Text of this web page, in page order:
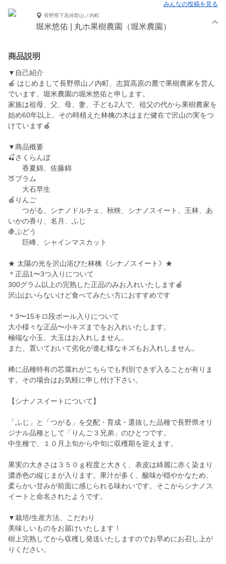
みんなの投稿を見る
長野県下高井郡山ノ内町
堀米悠佑 | 丸ホ果樹農園（堀米農園）
商品説明
▼自己紹介
🍎 はじめまして長野県山ノ内町、志賀高原の麓で果樹農家を営ん
でいます。堀米農園の堀米悠佑と申します。
家族は祖母、父、母、妻、子ども2人で、祖父の代から果樹農家を
始め60年以上。その時植えた林檎の木はまだ健在で沢山の実をつ
けています🍎
▼商品概要
🍒さくらんぼ
香夏錦、佐藤錦
🍑プラム
大石早生
🍎りんご
つがる、シナノドルチェ、秋映、シナノスイート、王林、あ
いかの香り、名月、ふじ
🍇ぶどう
巨峰、シャインマスカット
★ 太陽の光を沢山浴びた林檎《シナノスイート》★
＊正品1〜3つ入りについて
300グラム以上の完熟した正品のみお入れいたします🍎
沢山はいらないけど食べてみたい方におすすめです
＊3〜15キロ段ボール入りについて
大小様々な正品〜小キズまでをお入れいたします。
極端な小玉、大玉はお入れしません。
また、置いておいて劣化が進む様なキズもお入れしません。
稀に品種特有の芯腐れがこちらでも判別できず入ることが有りま
す。その場合はお気軽に申し付け下さい。
【シナノスイートについて】
「ふじ」と「つがる」を交配・育成・選抜した品種で長野県オリ
ジナル品種として「りんご３兄弟」のひとつです。
中生種で、１０月上旬から中旬に収穫期を迎えます。
果実の大きさは３５０ｇ程度と大きく、表皮は綺麗に赤く染まり
濃赤色の縦じまが入ります。果汁が多く、酸味が穏やかなため、
柔らかい甘みが前面に感じられる味わいです。そこからシナノス
イートと命名されたようです。
▼栽培/生産方法、こだわり
美味しいものをお届けいたします！
樹上完熟してから収穫し発送いたしますのでお早めにお召し上が
りください。